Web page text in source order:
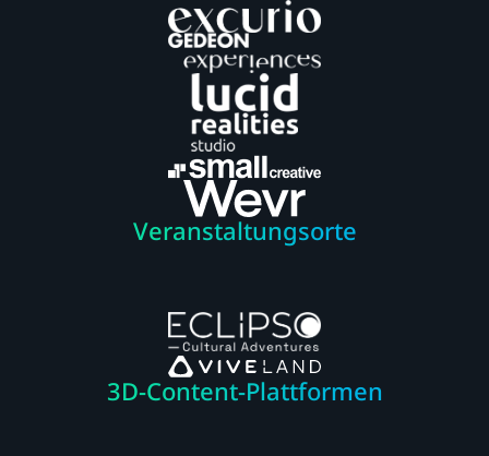
Veranstaltungsorte
3D-Content-Plattformen